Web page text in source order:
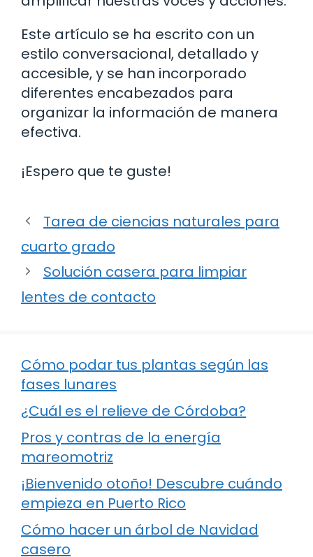
Este artículo se ha escrito con un
estilo conversacional, detallado y
accesible, y se han incorporado
diferentes encabezados para
organizar la información de manera
efectiva.
¡Espero que te guste!
Tarea de ciencias naturales para
cuarto grado
Solución casera para limpiar
lentes de contacto
Cómo podar tus plantas según las
fases lunares
¿Cuál es el relieve de Córdoba?
Pros y contras de la energía
mareomotriz
¡Bienvenido otoño! Descubre cuándo
empieza en Puerto Rico
Cómo hacer un árbol de Navidad
casero